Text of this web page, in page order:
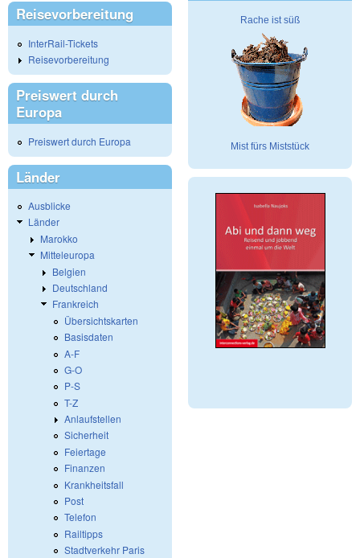
Reisevorbereitung
InterRail-Tickets
Reisevorbereitung
Preiswert durch
Europa
Preiswert durch Europa
Länder
Ausblicke
Länder
Marokko
Mitteleuropa
Belgien
Deutschland
Frankreich
Übersichtskarten
Basisdaten
A-F
G-O
P-S
T-Z
Anlaufstellen
Sicherheit
Feiertage
Finanzen
Krankheitsfall
Post
Telefon
Railtipps
Stadtverkehr Paris
Rache ist süß
Mist fürs Miststück